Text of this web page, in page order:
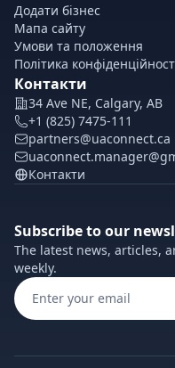
Додати бізнес
Мапа сайту
Умови та положення
Політика
Контакти
34 Ave NE, Calgary, AB
+1 (825) 7475-111
partners@uaconnect.ca
Контакти
Subscribe to our
The latest news, articles,
weekly.